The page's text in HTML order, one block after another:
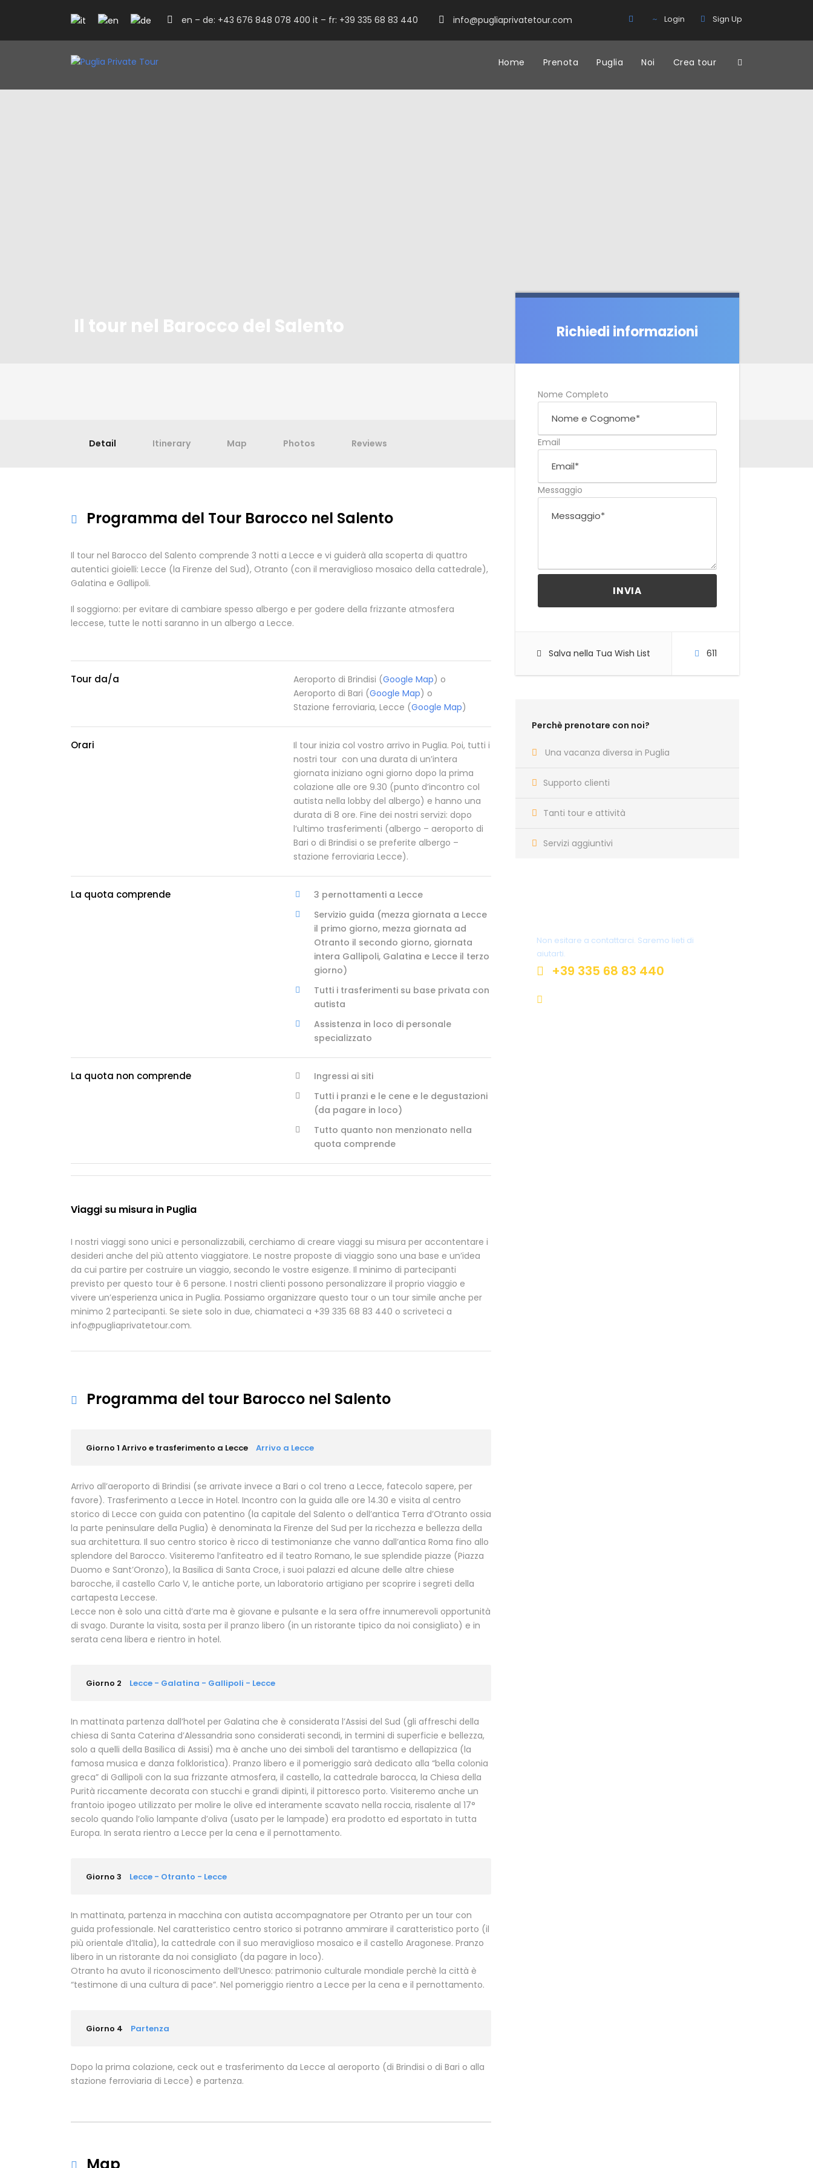
en – de: +43 676 848 078 400 it – fr: +39 335 68 83 440 info@pugliaprivatetour.com Login Sign Up
Home Prenota Puglia Noi Crea tour
Il tour nel Barocco del Salento Richiedi informazioni
Nome Completo
Email
Messaggio
Salva nella Tua Wish List 611
Perchè prenotare con noi?
Una vacanza diversa in Puglia
Supporto clienti
Tanti tour e attività
Servizi aggiuntivi
Non esitare a contattarci. Saremo lieti di
aiutarti.
+39 335 68 83 440
Detail Itinerary Map Photos Reviews
Programma del Tour Barocco nel Salento
Il tour nel Barocco del Salento comprende 3 notti a Lecce e vi guiderà alla scoperta di quattro
autentici gioielli: Lecce (la Firenze del Sud), Otranto (con il meraviglioso mosaico della cattedrale),
Galatina e Gallipoli.
Il soggiorno: per evitare di cambiare spesso albergo e per godere della frizzante atmosfera
leccese, tutte le notti saranno in un albergo a Lecce.
Tour da/a Aeroporto di Brindisi (Google Map) o
Aeroporto di Bari (Google Map) o
Stazione ferroviaria, Lecce (Google Map)
Orari
Il tour inizia col vostro arrivo in Puglia. Poi, tutti i
nostri tour con una durata di un’intera
giornata iniziano ogni giorno dopo la prima
colazione alle ore 9.30 (punto d’incontro col
autista nella lobby del albergo) e hanno una
durata di 8 ore. Fine dei nostri servizi: dopo
l’ultimo trasferimenti (albergo – aeroporto di
Bari o di Brindisi o se preferite albergo –
stazione ferroviaria Lecce).
La quota comprende
3 pernottamenti a Lecce
Servizio guida (mezza giornata a Lecce
il primo giorno, mezza giornata ad
Otranto il secondo giorno, giornata
intera Gallipoli, Galatina e Lecce il terzo
giorno)
Tutti i trasferimenti su base privata con
autista
Assistenza in loco di personale
specializzato
La quota non comprende
Ingressi ai siti
Tutti i pranzi e le cene e le degustazioni
(da pagare in loco)
Tutto quanto non menzionato nella
quota comprende
Viaggi su misura in Puglia
I nostri viaggi sono unici e personalizzabili, cerchiamo di creare viaggi su misura per accontentare i
desideri anche del più attento viaggiatore. Le nostre proposte di viaggio sono una base e un’idea
da cui partire per costruire un viaggio, secondo le vostre esigenze. Il minimo di partecipanti
previsto per questo tour è 6 persone. I nostri clienti possono personalizzare il proprio viaggio e
vivere un’esperienza unica in Puglia. Possiamo organizzare questo tour o un tour simile anche per
minimo 2 partecipanti. Se siete solo in due, chiamateci a +39 335 68 83 440 o scriveteci a
info@pugliaprivatetour.com.
Programma del tour Barocco nel Salento
Giorno 1 Arrivo e trasferimento a Lecce Arrivo a Lecce
Arrivo all’aeroporto di Brindisi (se arrivate invece a Bari o col treno a Lecce, fatecolo sapere, per
favore). Trasferimento a Lecce in Hotel. Incontro con la guida alle ore 14.30 e visita al centro
storico di Lecce con guida con patentino (la capitale del Salento o dell’antica Terra d’Otranto ossia
la parte peninsulare della Puglia) è denominata la Firenze del Sud per la ricchezza e bellezza della
sua architettura. Il suo centro storico è ricco di testimonianze che vanno dall’antica Roma fino allo
splendore del Barocco. Visiteremo l’anfiteatro ed il teatro Romano, le sue splendide piazze (Piazza
Duomo e Sant’Oronzo), la Basilica di Santa Croce, i suoi palazzi ed alcune delle altre chiese
barocche, il castello Carlo V, le antiche porte, un laboratorio artigiano per scoprire i segreti della
cartapesta Leccese.
Lecce non è solo una città d’arte ma è giovane e pulsante e la sera offre innumerevoli opportunità
di svago. Durante la visita, sosta per il pranzo libero (in un ristorante tipico da noi consigliato) e in
serata cena libera e rientro in hotel.
Giorno 2 Lecce - Galatina - Gallipoli - Lecce
In mattinata partenza dall’hotel per Galatina che è considerata l’Assisi del Sud (gli affreschi della
chiesa di Santa Caterina d’Alessandria sono considerati secondi, in termini di superficie e bellezza,
solo a quelli della Basilica di Assisi) ma è anche uno dei simboli del tarantismo e dellapizzica (la
famosa musica e danza folkloristica). Pranzo libero e il pomeriggio sarà dedicato alla “bella colonia
greca” di Gallipoli con la sua frizzante atmosfera, il castello, la cattedrale barocca, la Chiesa della
Purità riccamente decorata con stucchi e grandi dipinti, il pittoresco porto. Visiteremo anche un
frantoio ipogeo utilizzato per molire le olive ed interamente scavato nella roccia, risalente al 17°
secolo quando l’olio lampante d’oliva (usato per le lampade) era prodotto ed esportato in tutta
Europa. In serata rientro a Lecce per la cena e il pernottamento.
Giorno 3 Lecce - Otranto - Lecce
In mattinata, partenza in macchina con autista accompagnatore per Otranto per un tour con
guida professionale. Nel caratteristico centro storico si potranno ammirare il caratteristico porto (il
più orientale d’Italia), la cattedrale con il suo meraviglioso mosaico e il castello Aragonese. Pranzo
libero in un ristorante da noi consigliato (da pagare in loco).
Otranto ha avuto il riconoscimento dell’Unesco: patrimonio culturale mondiale perchè la città è
“testimone di una cultura di pace”. Nel pomeriggio rientro a Lecce per la cena e il pernottamento.
Giorno 4 Partenza
Dopo la prima colazione, ceck out e trasferimento da Lecce al aeroporto (di Brindisi o di Bari o alla
stazione ferroviaria di Lecce) e partenza.